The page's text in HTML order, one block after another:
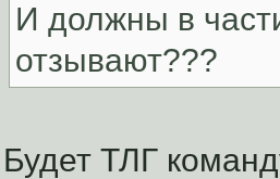
И должны в
отзывают???
Будет ТЛГ